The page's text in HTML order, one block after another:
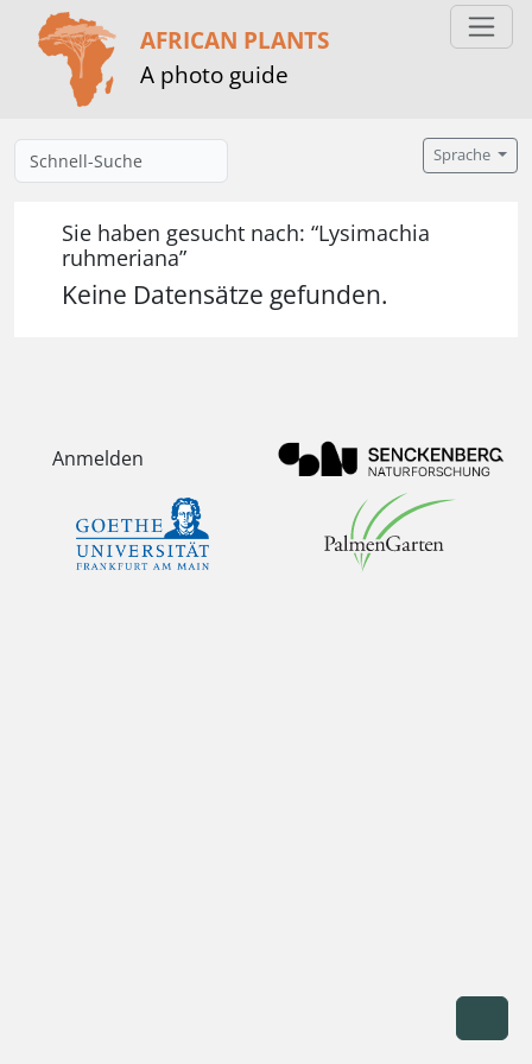
AFRICAN PLANTS
A photo guide
Sprache
Sie haben gesucht nach: “Lysimachia
ruhmeriana”
Keine Datensätze gefunden.
Anmelden